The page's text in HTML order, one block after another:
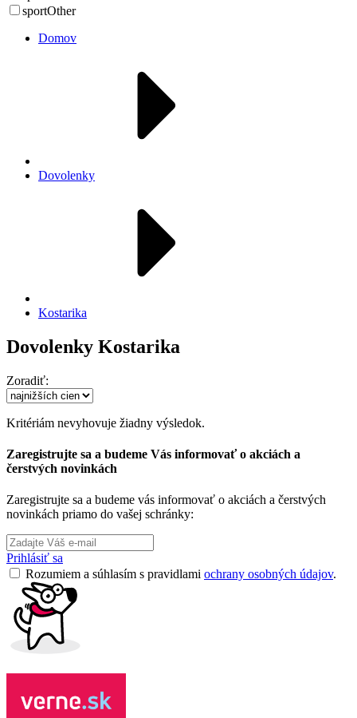
sportOther
Domov
Dovolenky
Kostarika
Dovolenky Kostarika
Zoradiť:
Kritériám nevyhovuje žiadny výsledok.
Zaregistrujte sa a budeme Vás informovať o akciách a
čerstvých novinkách
Zaregistrujte sa a budeme vás informovať o akciách a čerstvých
novinkách priamo do vašej schránky:
Prihlásiť sa
Rozumiem a súhlasím s pravidlami ochrany osobných údajov.